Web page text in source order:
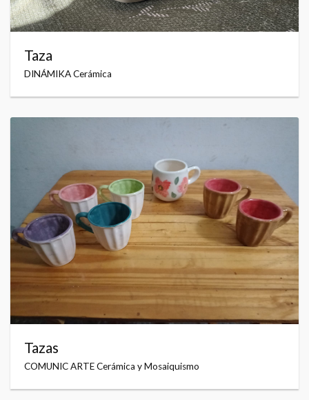
Taza
DINÁMIKA Cerámica
Tazas
COMUNIC ARTE Cerámica y Mosaiquismo